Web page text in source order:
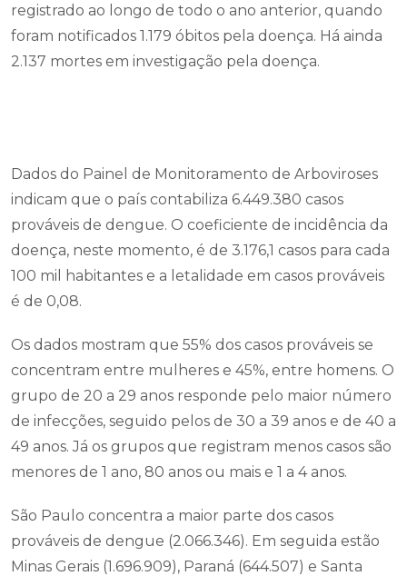
registrado ao longo de todo o ano anterior, quando
foram notificados 1.179 óbitos pela doença. Há ainda
2.137 mortes em investigação pela doença.
Dados do Painel de Monitoramento de Arboviroses
indicam que o país contabiliza 6.449.380 casos
prováveis de dengue. O coeficiente de incidência da
doença, neste momento, é de 3.176,1 casos para cada
100 mil habitantes e a letalidade em casos prováveis
é de 0,08.
Os dados mostram que 55% dos casos prováveis se
concentram entre mulheres e 45%, entre homens. O
grupo de 20 a 29 anos responde pelo maior número
de infecções, seguido pelos de 30 a 39 anos e de 40 a
49 anos. Já os grupos que registram menos casos são
menores de 1 ano, 80 anos ou mais e 1 a 4 anos.
São Paulo concentra a maior parte dos casos
prováveis de dengue (2.066.346). Em seguida estão
Minas Gerais (1.696.909), Paraná (644.507) e Santa